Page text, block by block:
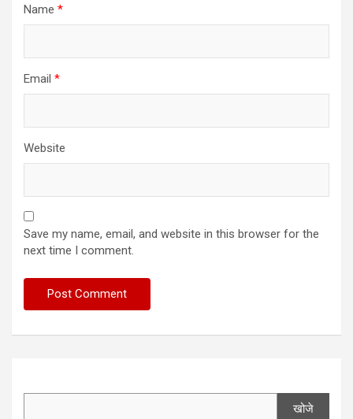
Name *
Email *
Website
Save my name, email, and website in this browser for the
next time I comment.
खोजे